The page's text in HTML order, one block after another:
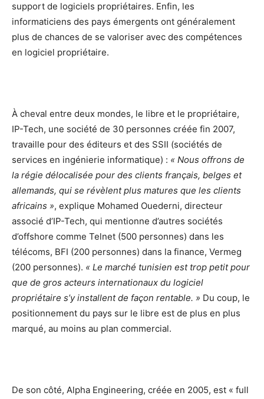
support de logiciels propriétaires. Enfin, les
informaticiens des pays émergents ont généralement
plus de chances de se valoriser avec des compétences
en logiciel propriétaire.
À cheval entre deux mondes, le libre et le propriétaire,
IP-Tech, une société de 30 personnes créée fin 2007,
travaille pour des éditeurs et des SSII (sociétés de
services en ingénierie informatique) : « Nous offrons de
la régie délocalisée pour des clients français, belges et
allemands, qui se révèlent plus matures que les clients
africains », explique Mohamed Ouederni, directeur
associé d’IP-Tech, qui mentionne d’autres sociétés
d’offshore comme Telnet (500 personnes) dans les
télécoms, BFI (200 personnes) dans la finance, Vermeg
(200 personnes). « Le marché tunisien est trop petit pour
que de gros acteurs internationaux du logiciel
propriétaire s’y installent de façon rentable. » Du coup, le
positionnement du pays sur le libre est de plus en plus
marqué, au moins au plan commercial.
De son côté, Alpha Engineering, créée en 2005, est « full